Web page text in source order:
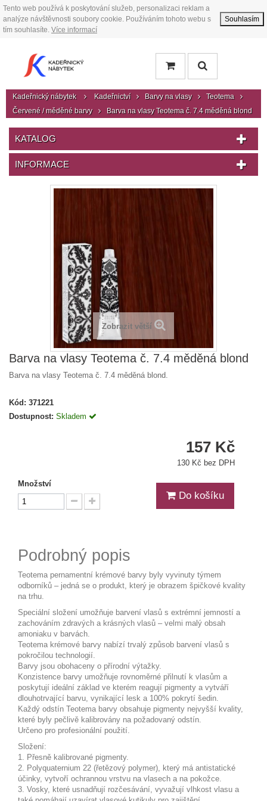
Tento web používá k poskytování služeb, personalizaci reklam a
analýze návštěvnosti soubory cookie. Používáním tohoto webu s
tím souhlasíte. Více informací
Souhlasím
Kadeřnický nábytek Kadeřnictví Barvy na vlasy
Teotema
Červené / měděné barvy
Barva na vlasy Teotema č. 7.4 měděná blond
KATALOG
INFORMACE
Zobrazit větší
Barva na vlasy Teotema č. 7.4 měděná blond
Barva na vlasy Teotema č. 7.4 měděná blond.
Kód: 371221
Dostupnost: Skladem
157 Kč
130 Kč bez DPH
Množství
Do košíku
Podrobný popis
Teotema pernamentní krémové barvy byly vyvinuty týmem
odborníků – jedná se o produkt, který je obrazem špičkové kvality
na trhu.
Speciální složení umožňuje barvení vlasů s extrémní jemností a
zachováním zdravých a krásných vlasů – velmi malý obsah
amoniaku v barvách.
Teotema krémové barvy nabízí trvalý způsob barvení vlasů s
pokročilou technologií.
Barvy jsou obohaceny o přírodní výtažky.
Konzistence barvy umožňuje rovnoměrné přilnutí k vlasům a
poskytují ideální základ ve kterém reagují pigmenty a vytváří
dlouhotrvající barvu, vynikající lesk a 100% pokrytí šedin.
Každý odstín Teotema barvy obsahuje pigmenty nejvyšší kvality,
které byly pečlivě kalibrovány na požadovaný odstín.
Určeno pro profesionální použití.
Složení:
1. Přesně kalibrované pigmenty.
2. Polyquaternium 22 (řetězový polymer), který má antistatické
účinky, vytvoří ochrannou vrstvu na vlasech a na pokožce.
3. Vosky, které usnadňují rozčesávání, vyvažují vlhkost vlasu a